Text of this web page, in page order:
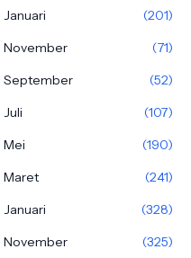
Januari
(201)
November
(71)
September
(52)
Juli
(107)
Mei
(190)
Maret
(241)
Januari
(328)
November
(325)